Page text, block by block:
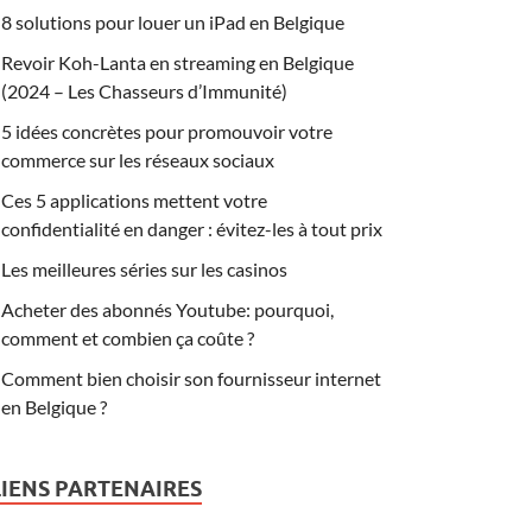
8 solutions pour louer un iPad en Belgique
Revoir Koh-Lanta en streaming en Belgique
(2024 – Les Chasseurs d’Immunité)
5 idées concrètes pour promouvoir votre
commerce sur les réseaux sociaux
Ces 5 applications mettent votre
confidentialité en danger : évitez-les à tout prix
Les meilleures séries sur les casinos
Acheter des abonnés Youtube: pourquoi,
comment et combien ça coûte ?
Comment bien choisir son fournisseur internet
en Belgique ?
PARTENAIRES